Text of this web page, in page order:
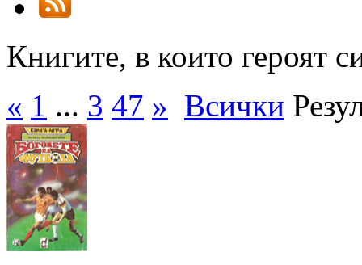
Книгите, в които героят
« 1 ... 3 47 » Всички